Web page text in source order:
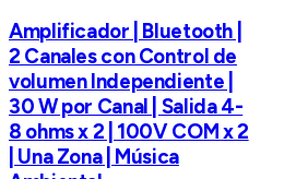
Amplificador | Bluetooth |
2 Canales con Control de
volumen Independiente |
30 W por Canal | Salida 4-
8 ohms x 2 | 100V COM x 2
| Una Zona | Música